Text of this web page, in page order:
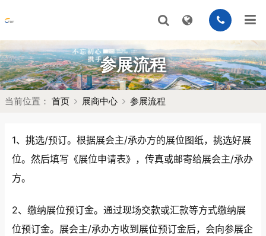
参展流程
当前位置： 首页 展商中心 参展流程
1、挑选/预订。根据展会主/承办方的展位图纸，挑选好展
位。然后填写《展位申请表》，传真或邮寄给展会主/承办
方。
2、缴纳展位预订金。通过现场交款或汇款等方式缴纳展
位预订金。展会主/承办方收到展位预订金后，会向参展企